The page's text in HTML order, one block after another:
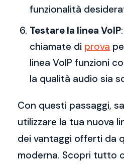
funzionalità
Testare la linea VoIP
chiamate di prova
linea VoIP funzioni
la qualità audio sia
Con questi passaggi,
utilizzare la tua nuova
dei vantaggi offerti da
moderna. Scopri tutto